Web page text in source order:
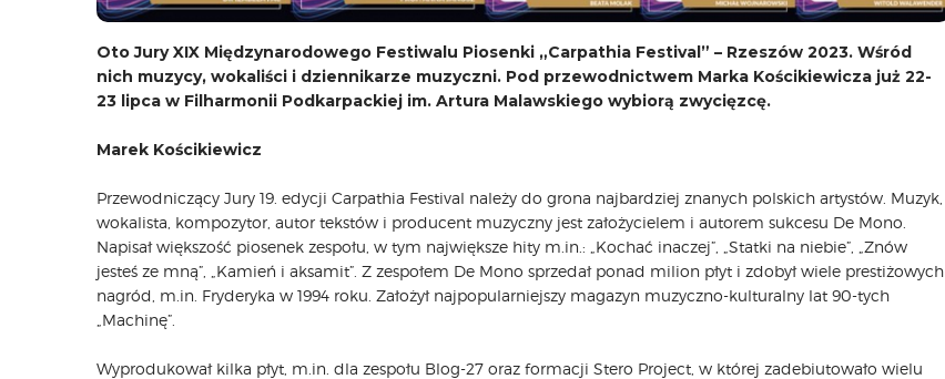
Oto Jury XIX Międzynarodowego Festiwalu Piosenki „Carpathia Festival” – Rzeszów 2023. Wśród
nich muzycy, wokaliści i dziennikarze muzyczni. Pod przewodnictwem Marka Kościkiewicza już 22-
23 lipca w Filharmonii Podkarpackiej im. Artura Malawskiego wybiorą zwycięzcę.
Marek Kościkiewicz
Przewodniczący Jury 19. edycji Carpathia Festival należy do grona najbardziej znanych polskich artystów. Muzyk,
wokalista, kompozytor, autor tekstów i producent muzyczny jest założycielem i autorem sukcesu De Mono.
Napisał większość piosenek zespołu, w tym największe hity m.in.: „Kochać inaczej”, „Statki na niebie”, „Znów
jesteś ze mną”, „Kamień i aksamit”. Z zespołem De Mono sprzedał ponad milion płyt i zdobył wiele prestiżowych
nagród, m.in. Fryderyka w 1994 roku. Założył najpopularniejszy magazyn muzyczno-kulturalny lat 90-tych
„Machinę”.
Wyprodukował kilka płyt, m.in. dla zespołu Blog-27 oraz formacji Stero Project, w której zadebiutowało wielu